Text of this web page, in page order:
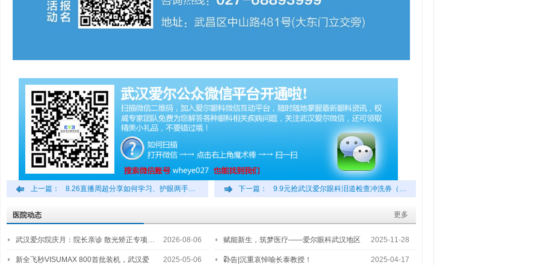
上一篇： 8.26直播周超分享如何学习、护眼两手… 下一篇： 9.9元抢武汉爱尔眼科泪道检查冲洗券（…
更多
医院动态
武汉爱尔院庆月：院长亲诊 散光矫正专项… 2026-08-06 赋能新生，筑梦医疗——爱尔眼科武汉地区
2…
2025-11-28
新全飞秒VISUMAX 800首批装机，武汉爱 2025-05-06 讣告|沉重哀悼喻长泰教授！ 2025-04-17